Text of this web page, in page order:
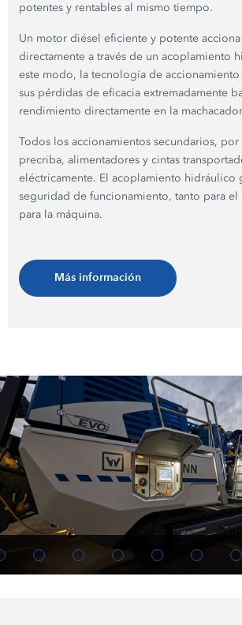
potentes y rentables al mismo tiempo.
Un motor diésel eficiente y potente
directamente a través de un acoplamiento
este modo, la tecnología de
sus pérdidas de eficacia extremadamente
rendimiento directamente en la
Todos los accionamientos secundarios,
precriba, alimentadores y cintas
eléctricamente. El acoplamiento hidráulico
seguridad de funcionamiento, tanto para el
para la máquina.
Más información